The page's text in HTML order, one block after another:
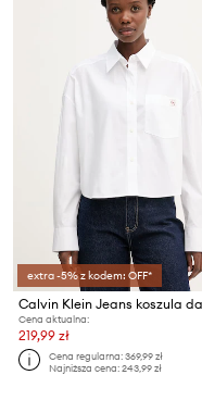
extra -5% z kodem: OFF*
Cena aktualna:
219,99 zł
Cena regularna:369,99 zł
Najniższa cena:243,99 zł